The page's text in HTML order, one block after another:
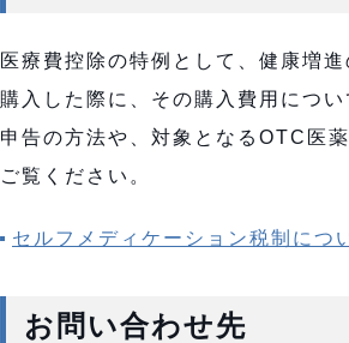
医療費控除の特例として、健康増
購入した際に、その購入費用につ
申告の方法や、対象となるOTC医
ご覧ください。
セルフメディケーション税制につ
お問い合わせ先